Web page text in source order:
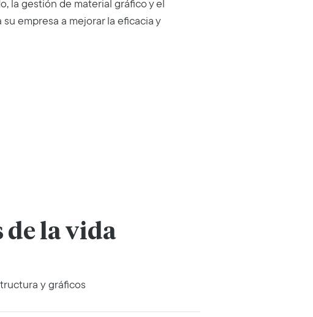
la gestión de material gráfico y el
empresa a mejorar la eficacia y
de la vida
y gráficos